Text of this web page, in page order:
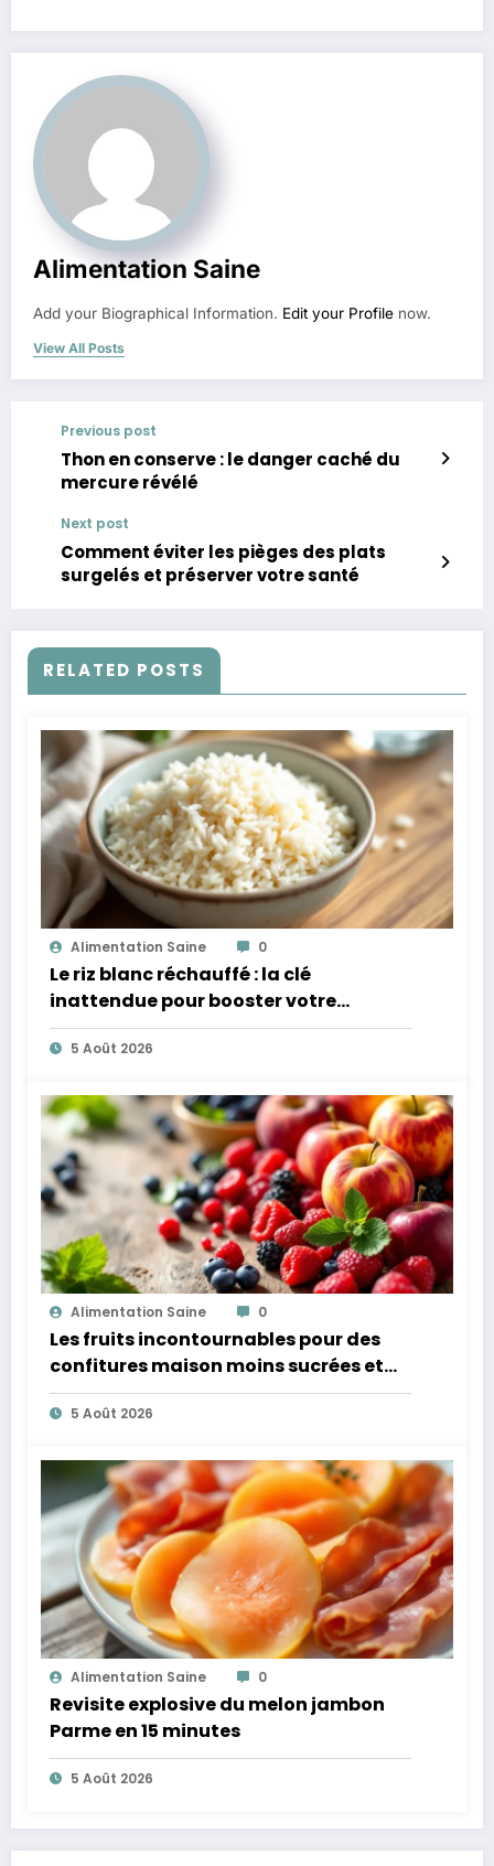
Alimentation Saine
Add your Biographical Information. Edit your Profile now.
View All Posts
Previous post
Thon en conserve : le danger caché du
mercure révélé
Next post
Comment éviter les pièges des plats
surgelés et préserver votre santé
RELATED POSTS
Alimentation Saine 0
Le riz blanc réchauffé : la clé
inattendue pour booster votre
microbiote
5 Août 2026
Alimentation Saine 0
Les fruits incontournables pour des
confitures maison moins sucrées et
plus légères
5 Août 2026
Alimentation Saine 0
Revisite explosive du melon jambon
Parme en 15 minutes
5 Août 2026